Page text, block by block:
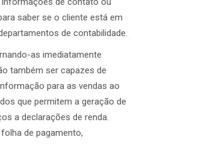
saber se o cliente está em
de contabilidade.
as imediatamente
também ser capazes de
para as vendas ao
que permitem a geração de
a declarações de renda.
de pagamento,